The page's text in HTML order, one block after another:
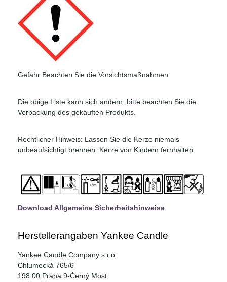
Gefahr Beachten Sie die Vorsichtsmaßnahmen.
Die obige Liste kann sich ändern, bitte beachten Sie die
Verpackung des gekauften Produkts.
Rechtlicher Hinweis: Lassen Sie die Kerze niemals
unbeaufsichtigt brennen. Kerze von Kindern fernhalten.
Download Allgemeine Sicherheitshinweise
Herstellerangaben Yankee Candle
Yankee Candle Company s.r.o.
Chlumecká 765/6
198 00 Praha 9-Černý Most